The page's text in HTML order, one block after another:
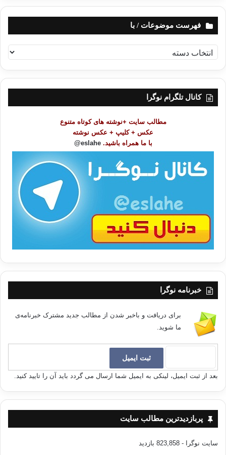
فهرست موضوعات / با
ه
ر
کانال تلگرام نوگرا
مطالب سایت +نوشته های کوتاه متنوع
عکس + کلیپ + عکس نوشته
با ما همراه باشید. eslahe@
خبرنامه نوگرا
برای دریافت و باخبر شدن از مطالب جدید مشترک خبرنامه‌ی
ما شوید.
بعد از ثبت ایمیل، لینکی به ایمیل شما ارسال می گردد باید آن را تایید کنید.
پربازدیدترین مطالب سایت
سایت نوگرا - 823,858 بازدید